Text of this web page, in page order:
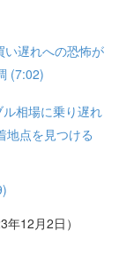
い遅れへの恐怖が
(7:02)
相場に乗り遅れ
地点を見つける
12月2日）